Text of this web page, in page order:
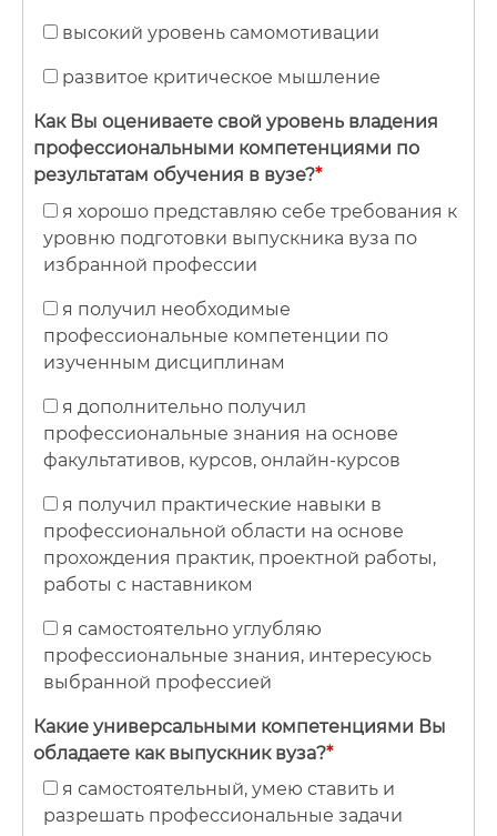
высокий уровень самомотивации
развитое критическое мышление
Как Вы оцениваете свой уровень владения
профессиональными компетенциями по
результатам обучения в вузе?*
я хорошо представляю себе требования к
уровню подготовки выпускника вуза по
избранной профессии
я получил необходимые
профессиональные компетенции по
изученным дисциплинам
я дополнительно получил
профессиональные знания на основе
факультативов, курсов, онлайн-курсов
я получил практические навыки в
профессиональной области на основе
прохождения практик, проектной работы,
работы с наставником
я самостоятельно углубляю
профессиональные знания, интересуюсь
выбранной профессией
Какие универсальными компетенциями Вы
обладаете как выпускник вуза?*
я самостоятельный, умею ставить и
разрешать профессиональные задачи